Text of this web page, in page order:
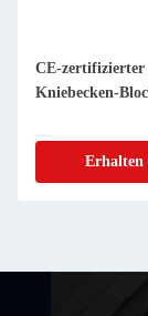
CE-zertifizierter
Kniebecken-
Erhalten